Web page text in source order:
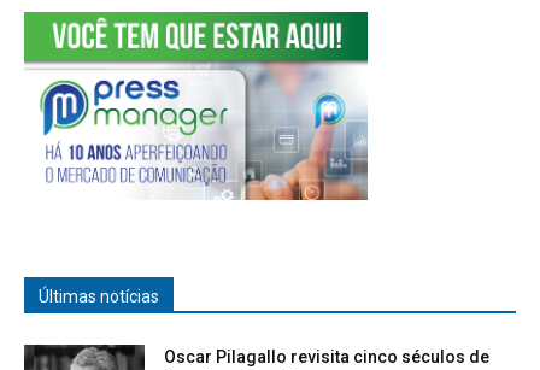
Últimas notícias
Oscar Pilagallo revisita cinco séculos de